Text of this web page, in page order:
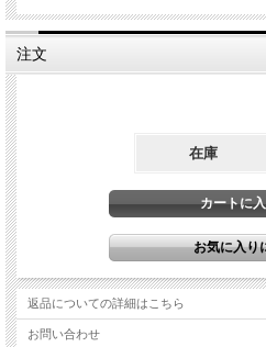
注文
在庫
返品についての詳細はこちら
お問い合わせ